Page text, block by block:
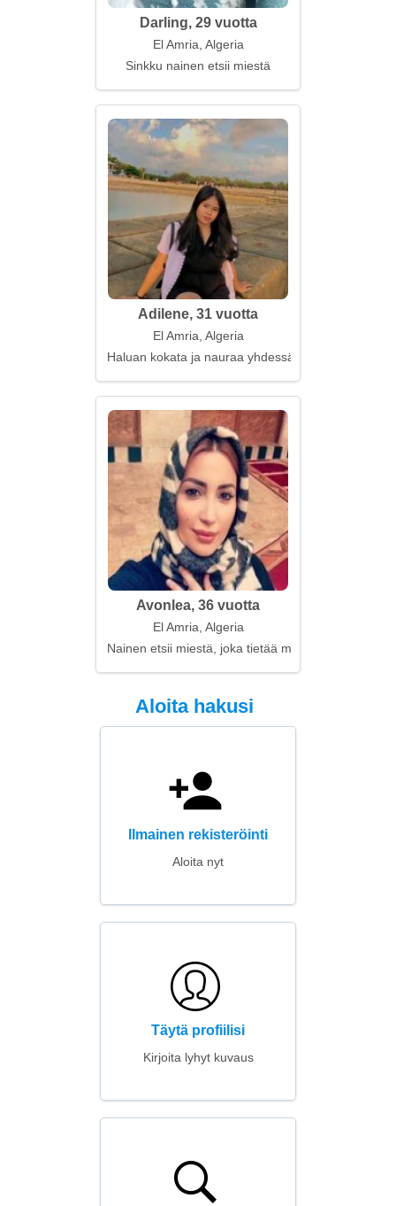
Darling, 29 vuotta
El Amria, Algeria
Sinkku nainen etsii miestä
Adilene, 31 vuotta
El Amria, Algeria
Haluan kokata ja nauraa yhdessä
Avonlea, 36 vuotta
El Amria, Algeria
Nainen etsii miestä, joka tietää mitä haluaa
Aloita hakusi
Ilmainen rekisteröinti
Aloita nyt
Täytä profiilisi
Kirjoita lyhyt kuvaus